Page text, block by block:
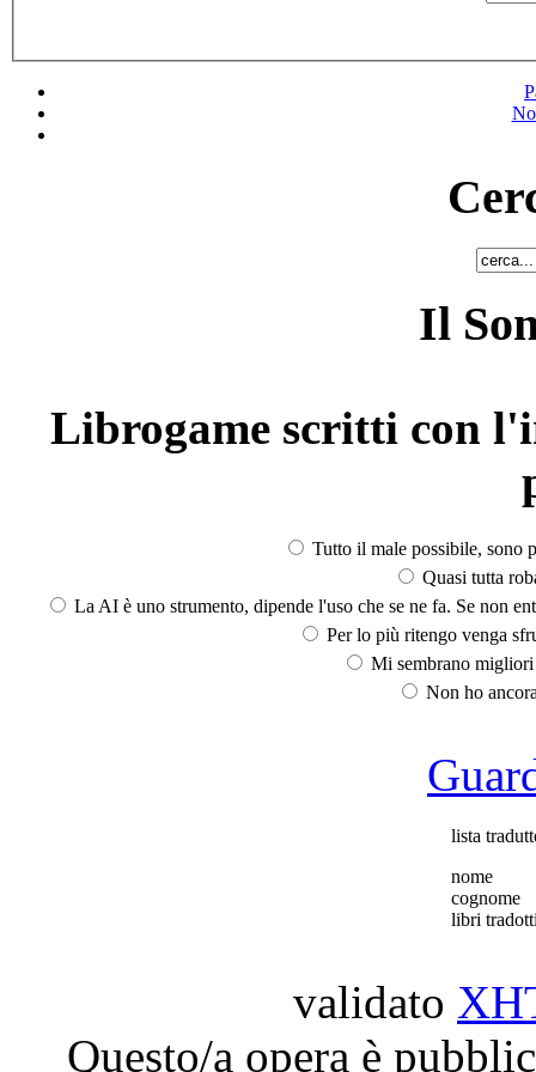
Il
Librogame scritti con
Tutto il male possibile, sono
Quasi tutta
La AI è uno strumento, dipende l'uso che se ne fa. Se non
Per lo più ritengo venga
Mi sembrano
Non ho
lista
nome
cognome
libri
validato
Questo/a opera è